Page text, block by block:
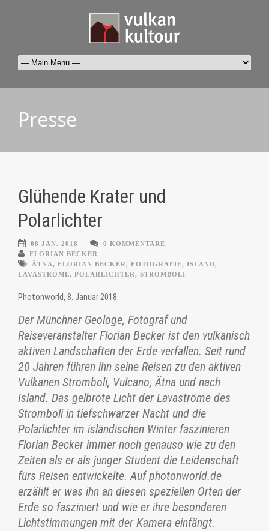
Presse
Glühende Krater und
Polarlichter
08 JAN. 2018
0 KOMMENTARE
FLORIAN BECKER
ÄTNA, FLORIAN BECKER, FOTOGRAFIE, ISLAND,
LAVASTRÖME, POLARLICHTER, STROMBOLI
Photonworld, 8. Januar 2018
Der Münchner Geologe, Fotograf und
Reiseveranstalter Florian Becker ist den vulkanisch
aktiven Landschaften der Erde verfallen. Seit rund
20 Jahren führen ihn seine Reisen zu den aktiven
Vulkanen Stromboli, Vulcano, Ätna und nach
Island. Das gelbrote Licht der Lavaströme des
Stromboli in tiefschwarzer Nacht und die
Polarlichter im isländischen Winter faszinieren
Florian Becker immer noch genauso wie zu den
Zeiten als er als junger Student die Leidenschaft
fürs Reisen entwickelte. Auf photonworld.de
erzählt er was ihn an diesen speziellen Orten der
Erde so fasziniert und wie er ihre besonderen
Lichtstimmungen mit der Kamera einfängt.